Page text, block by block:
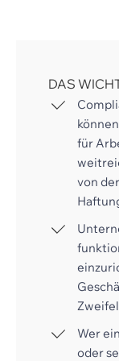
DAS
für
von
Wer
oder